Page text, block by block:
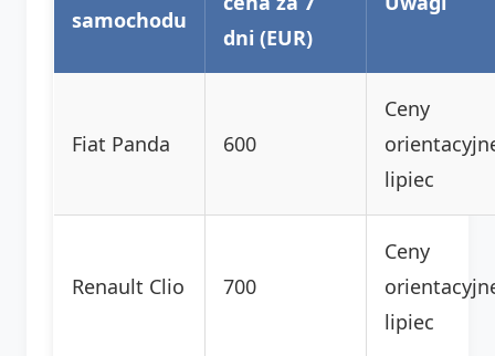
samochodu
dni (EUR)
Fiat Panda 600
Ceny
lipiec
Renault Clio 700
Ceny
lipiec